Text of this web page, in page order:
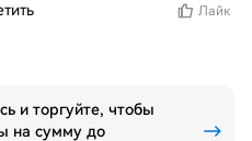
Лайк
и торгуйте, чтобы
на сумму до